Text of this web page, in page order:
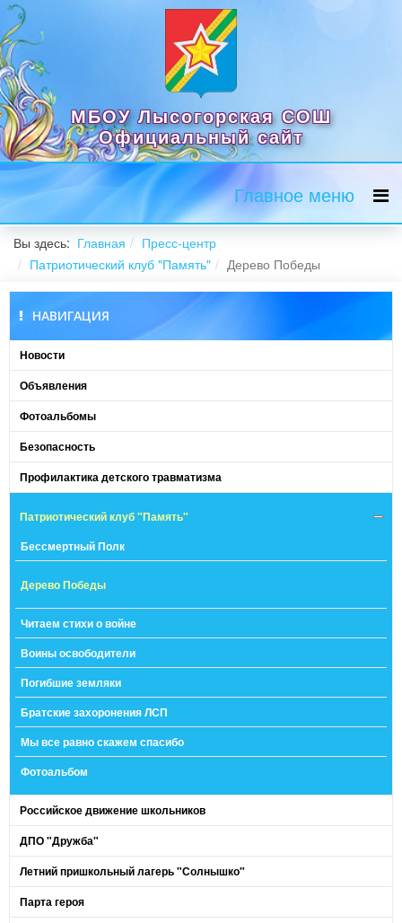
МБОУ Лысогорская СОШ
Официальный сайт
Главное меню
Вы здесь: Главная
Пресс-центр
Патриотический клуб "Память"
Дерево Победы
НАВИГАЦИЯ
Новости
Объявления
Фотоальбомы
Безопасность
Профилактика детского травматизма
Патриотический клуб "Память"
Бессмертный Полк
Дерево Победы
Читаем стихи о войне
Воины освободители
Погибшие земляки
Братские захоронения ЛСП
Мы все равно скажем спасибо
Фотоальбом
Российское движение школьников
ДПО "Дружба"
Летний пришкольный лагерь "Солнышко"
Парта героя